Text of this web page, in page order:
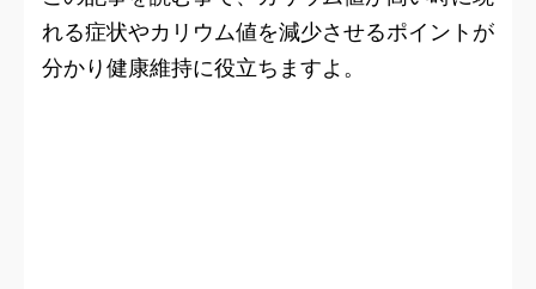
れる症状やカリウム値を減少させるポイントが
分かり健康維持に役立ちますよ。